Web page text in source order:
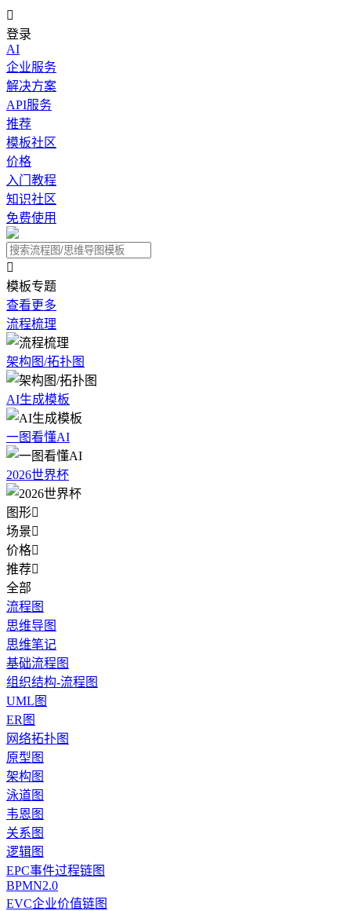

登录
AI
企业服务
解决方案
API服务
推荐
模板社区
价格
入门教程
知识社区
免费使用

模板专题
查看更多
流程梳理
架构图/拓扑图
AI生成模板
一图看懂AI
2026世界杯
图形
场景
价格
推荐
全部
流程图
思维导图
思维笔记
基础流程图
组织结构-流程图
UML图
ER图
网络拓扑图
原型图
架构图
泳道图
韦恩图
关系图
逻辑图
EPC事件过程链图
BPMN2.0
EVC企业价值链图